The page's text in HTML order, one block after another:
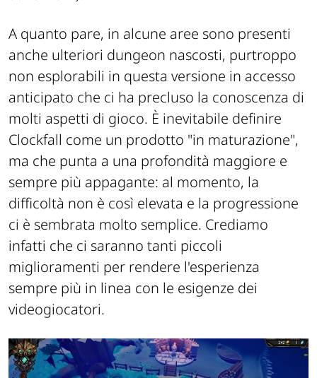
A quanto pare, in alcune aree sono presenti
anche ulteriori dungeon nascosti, purtroppo
non esplorabili in questa versione in accesso
anticipato che ci ha precluso la conoscenza di
molti aspetti di gioco. È inevitabile definire
Clockfall come un prodotto "in maturazione",
ma che punta a una profondità maggiore e
sempre più appagante: al momento, la
difficoltà non è così elevata e la progressione
ci è sembrata molto semplice. Crediamo
infatti che ci saranno tanti piccoli
miglioramenti per rendere l'esperienza
sempre più in linea con le esigenze dei
videogiocatori.